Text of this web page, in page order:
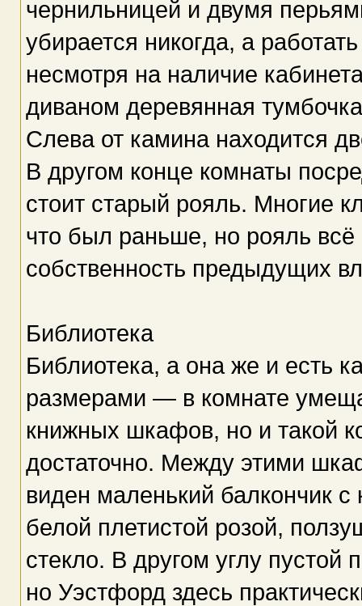
чернильницей и двумя
убирается никогда, а
несмотря на наличие
диваном деревянная
Слева от камина находится
В другом конце комнаты
стоит старый рояль. Многие
что был раньше, но рояль
собственность предыдущих
Библиотека
Библиотека, а она же и есть
размерами — в комнате
книжных шкафов, но и такой
достаточно. Между этими
виден маленький балкончик
белой плетистой розой,
стекло. В другом углу пустой
но Уэстфорд здесь